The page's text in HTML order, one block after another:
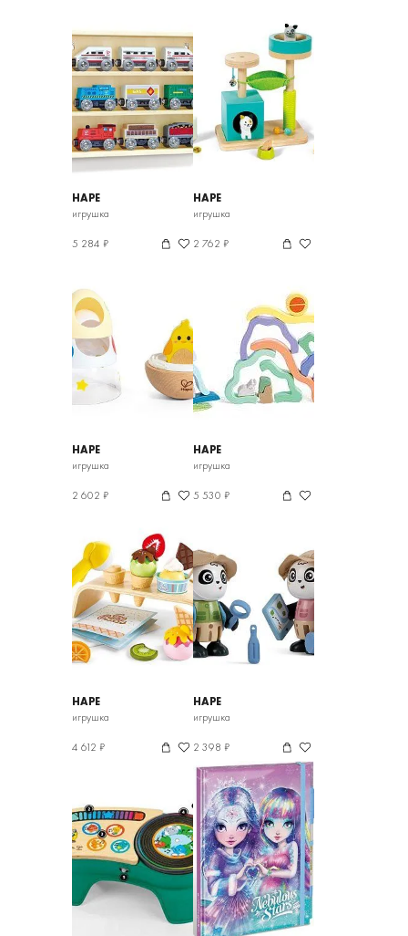
HAPE
игрушка
5 284 ₽
HAPE
игрушка
2 762 ₽
HAPE
игрушка
2 602 ₽
HAPE
игрушка
5 530 ₽
HAPE
игрушка
4 612 ₽
HAPE
игрушка
2 398 ₽